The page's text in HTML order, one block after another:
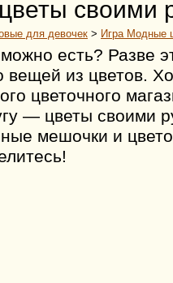
своими
для девочек > Игра Модные
есть? Разве
вещей из цветов.
цветочного
— цветы своими
мешочки и